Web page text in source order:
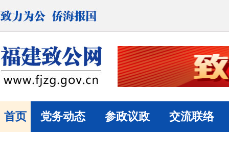
首页 党务动态 参政议政 交流联络